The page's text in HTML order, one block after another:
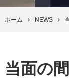
ホーム NEWS
当面の